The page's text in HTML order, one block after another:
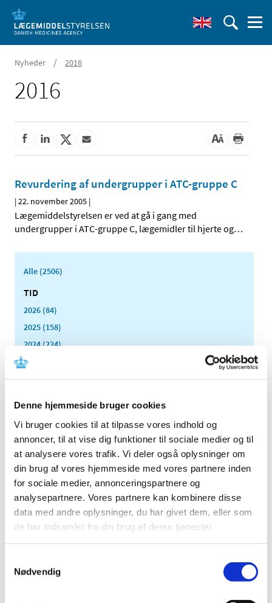
Denne hjemmeside bruger cookies
Vi bruger cookies til at tilpasse vores indhold og
annoncer, til at vise dig funktioner til sociale medier og til
at analysere vores trafik. Vi deler også oplysninger om
din brug af vores hjemmeside med vores partnere inden
for sociale medier, annonceringspartnere og
analysepartnere. Vores partnere kan kombinere disse
data med andre oplysninger, du har givet dem, eller som
de har indsamlet fra din brug af deres tjenester.
Nødvendig
Nyheder / 2016
2016
Revurdering af undergrupper i ATC-gruppe C
|22. november 2005 |
Lægemiddelstyrelsen er ved at gå i gang med
undergrupper i ATC-gruppe C, lægemidler til hjerte og…
Alle (2506)
TID
2026 (84)
2025 (158)
2024 (224)
2023 (195)
2022 (197)
2020 (263)
2019 (159)
2018 (150)
2017 (167)
2016 (167)
2015 (33)
2014 (44)
2013 (49)
2011 (13)